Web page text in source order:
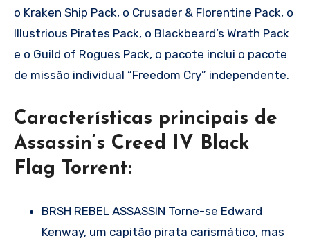
o Kraken Ship Pack, o Crusader & Florentine Pack, o
Illustrious Pirates Pack, o Blackbeard’s Wrath Pack
e o Guild of Rogues Pack, o pacote inclui o pacote
de missão individual “Freedom Cry” independente.
Características principais de
Assassin’s Creed IV Black
Flag Torrent:
BRSH REBEL ASSASSIN Torne-se Edward
Kenway, um capitão pirata carismático, mas